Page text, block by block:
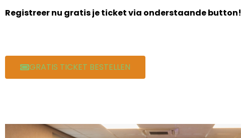
Registreer nu gratis je ticket via onderstaande button!
GRATIS TICKET BESTELLEN